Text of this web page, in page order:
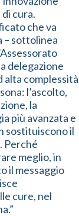
cura.
che va
– sottolinea
delegazione
alta complessità
l’ascolto,
la
più avanzata e
sostituiscono il
Perché
meglio, in
il messaggio
cure, nel